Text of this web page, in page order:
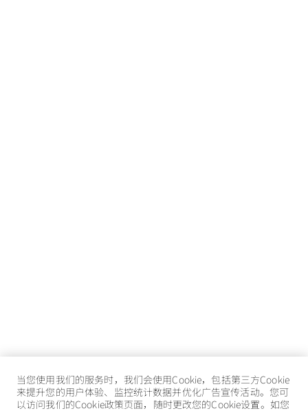
当您使用我们的服务时，我们会使用Cookie，包括第三方Cookie
来提升您的用户体验、监控统计数据并优化广告宣传活动。您可
以访问我们的Cookie政策页面，随时更改您的Cookie设置。如您